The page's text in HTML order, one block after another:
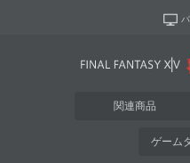
関連商品
ゲーム